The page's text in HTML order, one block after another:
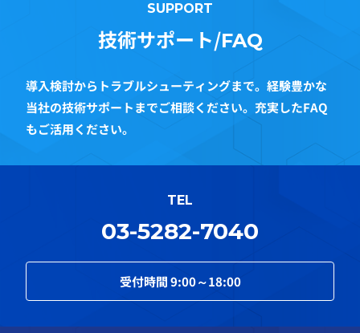
SUPPORT
技術サポート/FAQ
導入検討からトラブルシューティングまで。経験豊かな
当社の技術サポートまでご相談ください。充実したFAQ
もご活用ください。
TEL
03-5282-7040
受付時間9:00～18:00